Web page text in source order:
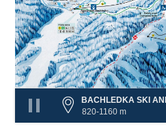
❌
BACHLEDKA SKI
820-1160 m